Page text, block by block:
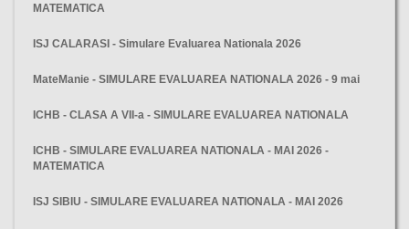
MATEMATICA
ISJ CALARASI - Simulare Evaluarea Nationala 2026
MateManie - SIMULARE EVALUAREA NATIONALA 2026 - 9 mai
ICHB - CLASA A VII-a - SIMULARE EVALUAREA NATIONALA
ICHB - SIMULARE EVALUAREA NATIONALA - MAI 2026 -
MATEMATICA
ISJ SIBIU - SIMULARE EVALUAREA NATIONALA - MAI 2026